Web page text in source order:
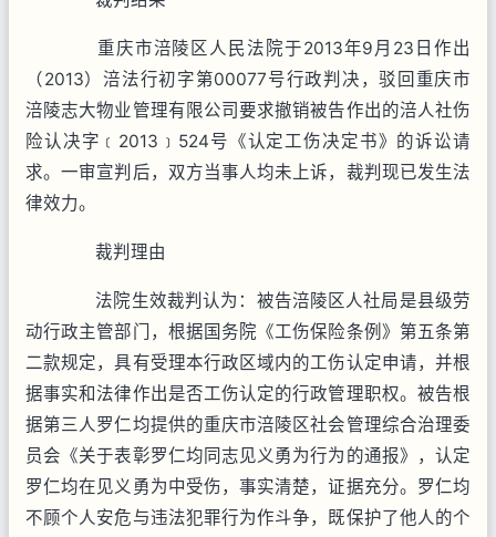
重庆市涪陵区人民法院于2013年9月23日作出
（2013）涪法行初字第00077号行政判决，驳回重庆市
涪陵志大物业管理有限公司要求撤销被告作出的涪人社伤
险认决字﹝2013﹞524号《认定工伤决定书》的诉讼请
求。一审宣判后，双方当事人均未上诉，裁判现已发生法
律效力。
裁判理由
法院生效裁判认为：被告涪陵区人社局是县级劳
动行政主管部门，根据国务院《工伤保险条例》第五条第
二款规定，具有受理本行政区域内的工伤认定申请，并根
据事实和法律作出是否工伤认定的行政管理职权。被告根
据第三人罗仁均提供的重庆市涪陵区社会管理综合治理委
员会《关于表彰罗仁均同志见义勇为行为的通报》，认定
罗仁均在见义勇为中受伤，事实清楚，证据充分。罗仁均
不顾个人安危与违法犯罪行为作斗争，既保护了他人的个